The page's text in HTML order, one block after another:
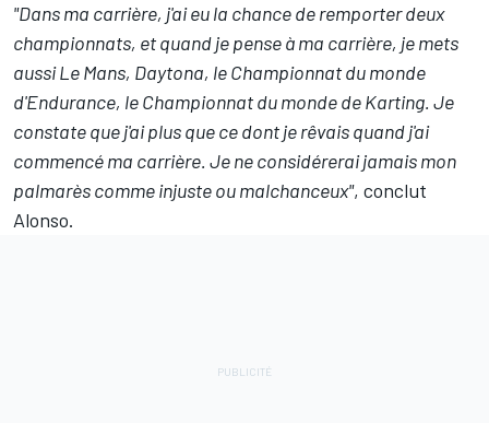
"Dans ma carrière, j'ai eu la chance de remporter deux
championnats, et quand je pense à ma carrière, je mets
aussi Le Mans, Daytona, le Championnat du monde
d'Endurance, le Championnat du monde de Karting. Je
constate que j'ai plus que ce dont je rêvais quand j'ai
commencé ma carrière. Je ne considérerai jamais mon
palmarès comme injuste ou malchanceux", conclut
Alonso.